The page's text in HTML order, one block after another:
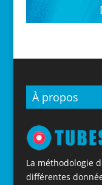
À propos
La méthodologie
différentes